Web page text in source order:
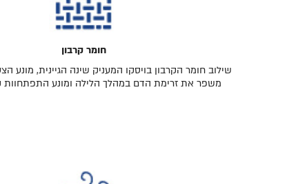
חומר קרבון
שילוב חומר הקרבון בויסקו המעניק שינה הגיינית, מונע
משפר את זרימת הדם במהלך הלילה ומונע